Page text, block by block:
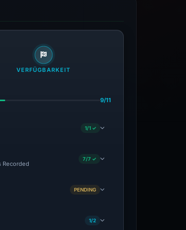
VERFÜGBARKEIT
9/11
1/1 ✓
Recorded
7/7 ✓
PENDING
1/2